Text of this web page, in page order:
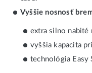
Vyššie nosnosť
extra silno nabité
vyššia kapacita
technológia Easy